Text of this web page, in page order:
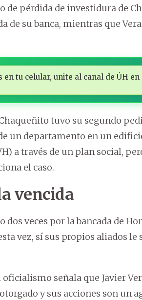
de pérdida de investidura de
de su banca, mientras que
en tu celular, unite al canal de ÚH en
tuvo su segundo
un departamento en un
a través de un plan social,
el caso.
vencida
dos veces por la bancada de
vez, sí sus propios aliados
señala que Javier
y sus acciones son un